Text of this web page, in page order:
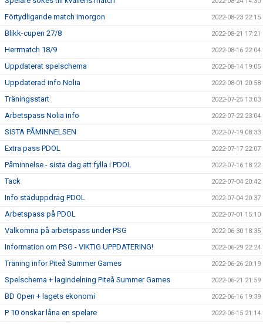
Förtydligande match imorgon 2022-08-23 22:15
Blikk-cupen 27/8 2022-08-21 17:21
Herrmatch 18/9 2022-08-16 22:04
Uppdaterat spelschema 2022-08-14 19:05
Uppdaterad info Nolia 2022-08-01 20:58
Träningsstart 2022-07-25 13:03
Arbetspass Nolia info 2022-07-22 23:04
SISTA PÅMINNELSEN 2022-07-19 08:33
Extra pass PDOL 2022-07-17 22:07
Påminnelse - sista dag att fylla i PDOL 2022-07-16 18:22
Tack 2022-07-04 20:42
Info städuppdrag PDOL 2022-07-04 20:37
Arbetspass på PDOL 2022-07-01 15:10
Välkomna på arbetspass under PSG 2022-06-30 18:35
Information om PSG - VIKTIG UPPDATERING! 2022-06-29 22:24
Träning inför Piteå Summer Games 2022-06-26 20:19
Spelschema + lagindelning Piteå Summer Games 2022-06-21 21:59
BD Open + lagets ekonomi 2022-06-16 19:39
P 10 önskar låna en spelare 2022-06-15 21:14